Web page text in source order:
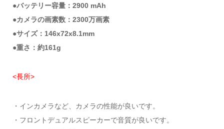
●バッテリー容量：2900 mAh
●カメラの画素数：2300万画素
●サイズ：146x72x8.1mm
●重さ：約161g
<長所>
・インカメラなど、カメラの性能が良いです。
・フロントデュアルスピーカーで音質が良いです。